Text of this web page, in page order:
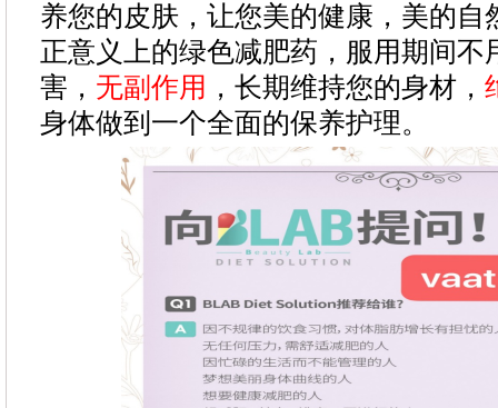
养您的皮肤，让您美的健康，美的
正意义上的绿色减肥药，服用期间不
害， 无副作用 ，长期维持您的身材，
身体做到一个全面的保养护理。